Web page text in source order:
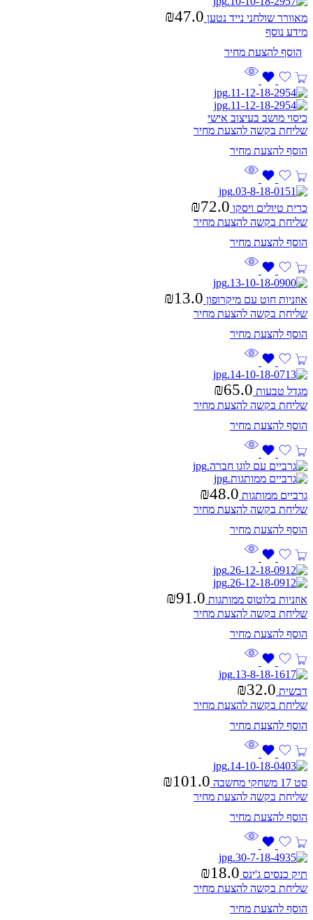
מאוורר שולחני נייד נטען ₪47.0
מידע נוסף
כיסוי מושב בעיצוב אישי
שליחת בקשה להצעת מחיר
כרית טיולים ויסקו ₪72.0
שליחת בקשה להצעת מחיר
אוזניות חוט עם מיקרופון ₪13.0
שליחת בקשה להצעת מחיר
מגדל טבעות ₪65.0
שליחת בקשה להצעת מחיר
גרביים ממותגות ₪48.0
שליחת בקשה להצעת מחיר
אוזניות בלוטוס ממותגות ₪91.0
שליחת בקשה להצעת מחיר
דבשית ₪32.0
שליחת בקשה להצעת מחיר
סט 17 משחקי מחשבה ₪101.0
שליחת בקשה להצעת מחיר
תיק כנסים ג'ינס ₪18.0
שליחת בקשה להצעת מחיר